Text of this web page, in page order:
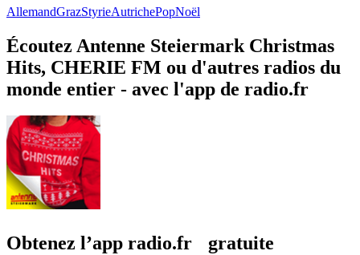
AllemandGrazStyrieAutrichePopNoël
Écoutez Antenne Steiermark Christmas
Hits, CHERIE FM ou d'autres radios du
monde entier - avec l'app de radio.fr
Obtenez l’app radio.fr gratuite